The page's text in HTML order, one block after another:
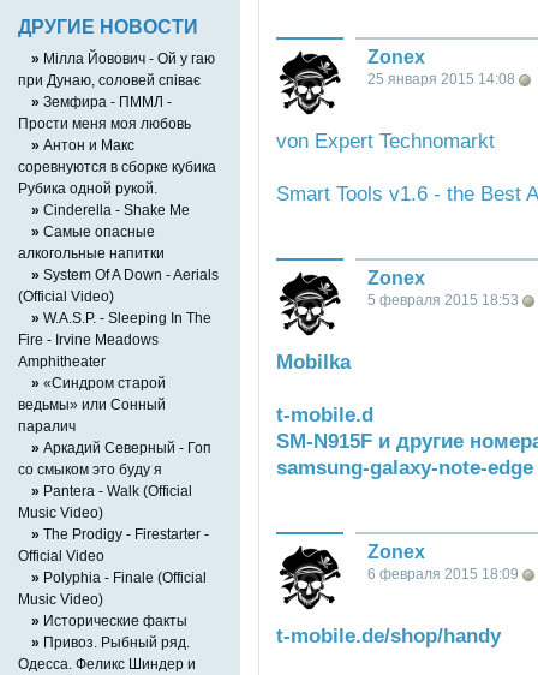
Zonex
25 января 2015 14:08
von Expert Technomarkt
Smart Tools v1.6 - the Best
Zonex
5 февраля 2015 18:53
Mobilka
t-mobile.d
SM-N915F и другие
samsung-galaxy-note-edge
Zonex
6 февраля 2015 18:09
t-mobile.de/shop/handy
ДРУГИЕ НОВОСТИ
» Мілла Йовович - Ой у гаю
при Дунаю, соловей співає
» Земфира - ПММЛ -
Прости меня моя любовь
» Антон и Макс
соревнуются в сборке кубика
Рубика одной рукой.
» Cinderella - Shake Me
» Cамые опасные
алкогольные напитки
» System Of A Down - Aerials
(Official Video)
» W.A.S.P. - Sleeping In The
Fire - Irvine Meadows
Amphitheater
» «Синдром старой
ведьмы» или Сонный
паралич
» Аркадий Северный - Гоп
со смыком это буду я
» Pantera - Walk (Official
Music Video)
» The Prodigy - Firestarter -
Official Video
» Polyphia - Finale (Official
Music Video)
» Исторические факты
» Привоз. Рыбный ряд.
Одесса. Феликс Шиндер и